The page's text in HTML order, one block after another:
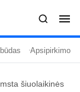
Apsipirkimo
šiuolaikinės